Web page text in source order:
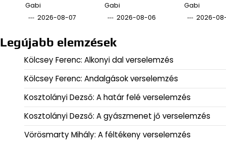
Gabi
2026-08-07
Gabi
2026-08-06
Gabi
2026-
Legújabb elemzések
Kölcsey Ferenc: Alkonyi dal verselemzés
Kölcsey Ferenc: Andalgások verselemzés
Kosztolányi Dezső: A határ felé verselemzés
Kosztolányi Dezső: A gyászmenet jő verselemzés
Vörösmarty Mihály: A féltékeny verselemzés